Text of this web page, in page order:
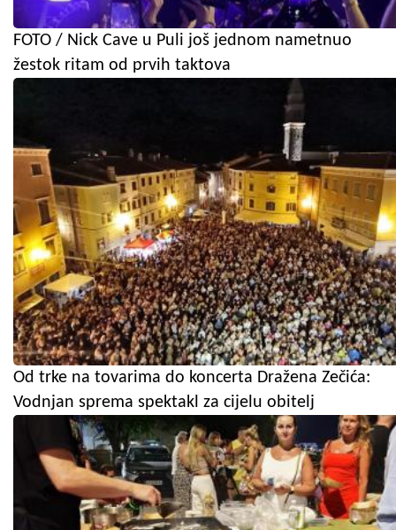
FOTO / Nick Cave u Puli još jednom nametnuo
žestok ritam od prvih taktova
Od trke na tovarima do koncerta Dražena Zečića:
Vodnjan sprema spektakl za cijelu obitelj